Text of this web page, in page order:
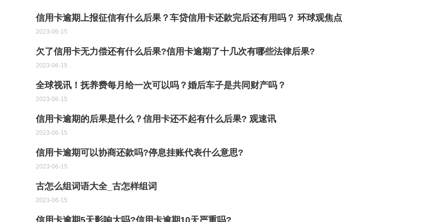
信用卡逾期上报征信有什么后果？车贷信用卡还款完后还有用吗？ 环球观焦点
2023-06-15
欠了信用卡无力偿还有什么后果?信用卡逾期了十几次有哪些法律后果?
2023-06-15
全球视讯！抚养费每月给一次可以吗？婚后车子是共同财产吗？
2023-06-15
信用卡逾期的后果是什么​？信用卡还不起有什么后果? 观速讯
2023-06-15
信用卡逾期可以协商还款吗?停息挂账代表什么意思?
2023-06-15
古怎么组词语大全_古怎样组词
2023-06-15
信用卡逾期5天影响大吗?信用卡逾期10天严重吗?